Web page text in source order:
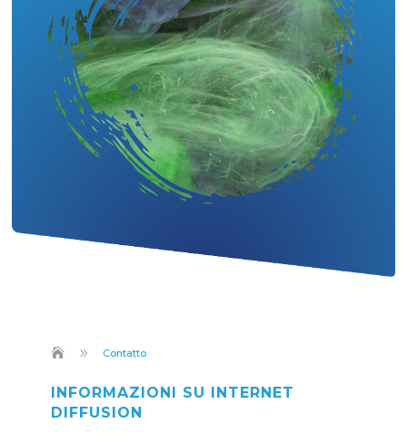
9 Contatto
INFORMAZIONI SU INTERNET
DIFFUSION